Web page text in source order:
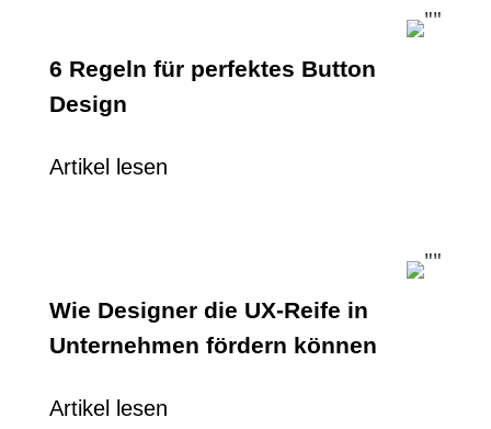
6 Regeln für perfektes Button
Design
Artikel lesen
Wie Designer die UX-Reife in
Unternehmen fördern können
Artikel lesen